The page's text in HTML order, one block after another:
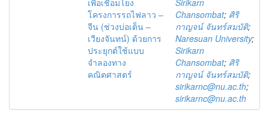
เพื่อเชื่อมโยง
โครงการรถไฟลาว –
จีน (ช่วงบ่อเต็น –
เวียงจันทน์) ด้วยการ
ประยุกต์ใช้แบบ
จำลองทาง
คณิตศาสตร์
Sirikarn
Chansombat; ศิริ
กาญจน์ จันทร์สมบัติ;
Naresuan University;
Sirikarn
Chansombat; ศิริ
กาญจน์ จันทร์สมบัติ;
sirikarnc@nu.ac.th;
sirikarnc@nu.ac.th